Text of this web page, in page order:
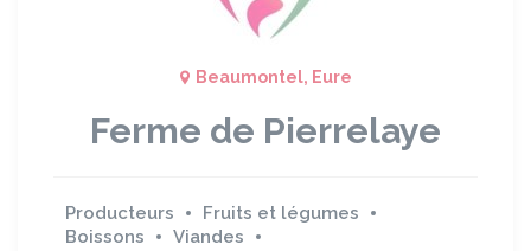
Beaumontel, Eure
Ferme de Pierrelaye
Producteurs
Fruits et légumes
Boissons
Viandes